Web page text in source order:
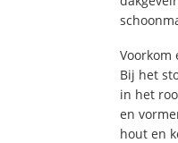
Bij het
in het
en
hout en